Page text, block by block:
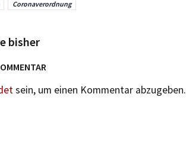
Coronaverordnung
bisher
sein, um einen Kommentar abzugeben.